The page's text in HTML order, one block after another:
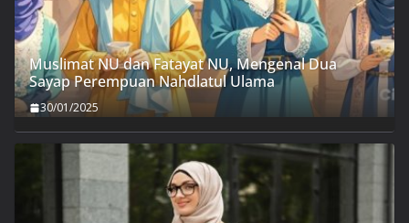
Muslimat NU dan Fatayat NU, Mengenal Dua
Sayap Perempuan Nahdlatul Ulama
30/01/2025